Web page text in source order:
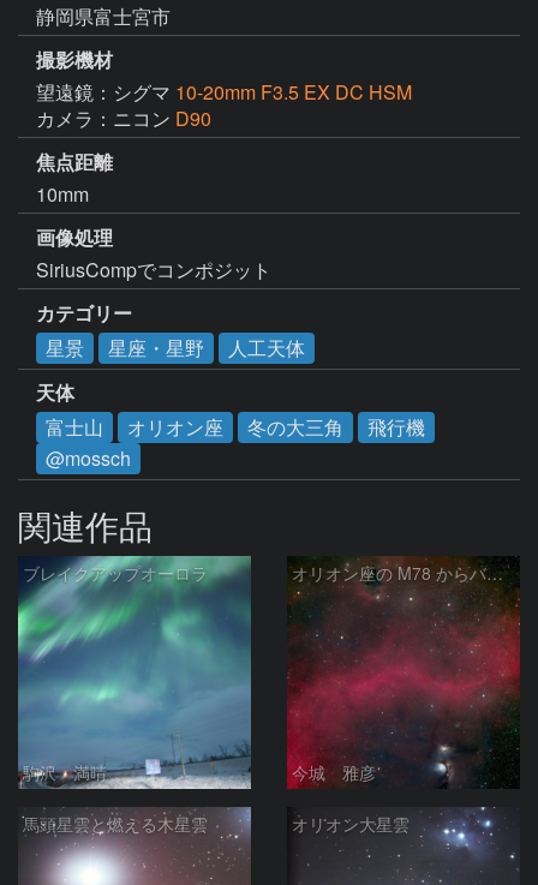
静岡県富士宮市
撮影機材
望遠鏡：シグマ 10-20mm F3.5 EX DC HSM
カメラ：ニコン D90
焦点距離
10mm
画像処理
SiriusCompでコンポジット
カテゴリー
星景
星座・星野
人工天体
天体
富士山
オリオン座 冬の大三角
飛行機
@mossch
関連作品
ブレイクアップオーロラ
駒沢 満晴
オリオン座の M78 からバーナードループをまたいで LDN1622あたり
今城 雅彦
馬頭星雲と燃える木星雲 オリオン大星雲